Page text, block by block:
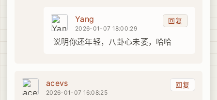
回复
Yang
2026-01-07 18:00:29
说明你还年轻，八卦心未萎，哈哈
回复
acevs
2026-01-07 16:08:25